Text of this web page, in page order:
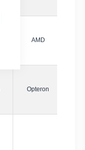
AMD
Opteron